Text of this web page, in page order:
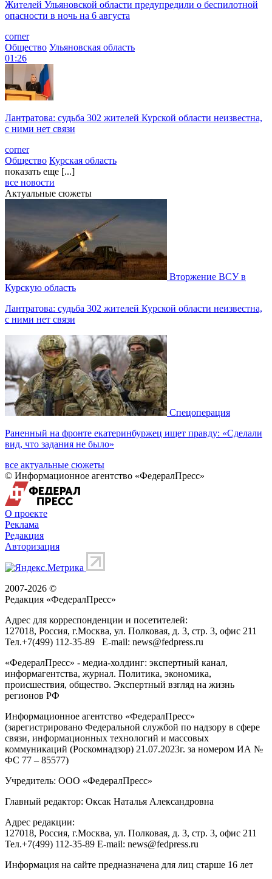
Жителей Ульяновской области предупредили о беспилотной
опасности в ночь на 6 августа
corner
Общество Ульяновская область
01:26
Лантратова: судьба 302 жителей Курской области неизвестна,
с ними нет связи
corner
Общество Курская область
показать еще [...]
все новости
Актуальные сюжеты
Вторжение ВСУ в
Курскую область
Лантратова: судьба 302 жителей Курской области неизвестна,
с ними нет связи
Спецоперация
Раненный на фронте екатеринбуржец ищет правду: «Сделали
вид, что задания не было»
все актуальные сюжеты
© Информационное агентство «ФедералПресс»
О проекте
Реклама
Редакция
Авторизация
2007-2026 ©
Редакция «ФедералПресс»
Адрес для корреспонденции и посетителей:
127018, Россия, г.Москва, ул. Полковая, д. 3, стр. 3, офис 211
Тел.+7(499) 112-35-89 E-mail: news@fedpress.ru
«ФедералПресс» - медиа-холдинг: экспертный канал,
информагентства, журнал. Политика, экономика,
происшествия, общество. Экспертный взгляд на жизнь
регионов РФ
Информационное агентство «ФедералПресс»
(зарегистрировано Федеральной службой по надзору в сфере
связи, информационных технологий и массовых
коммуникаций (Роскомнадзор) 21.07.2023г. за номером ИА №
ФС 77 – 85577)
Учредитель: ООО «ФедералПресс»
Главный редактор: Оксак Наталья Александровна
Адрес редакции:
127018, Россия, г.Москва, ул. Полковая, д. 3, стр. 3, офис 211
Тел.+7(499) 112-35-89 E-mail: news@fedpress.ru
Информация на сайте предназначена для лиц старше 16 лет